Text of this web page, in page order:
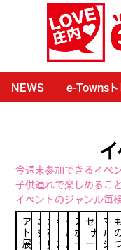
NEWS e-Townsト
今週末参加できるイベ
子供連れで楽しめるこ
イベントのジャンル毎
アー
ト・
展示
お
祭
り
お
花
見
キ
ッ
ズ
グ
ル
ス
ポ
ー
セミ
ナ
ー・
マ
ル
シ